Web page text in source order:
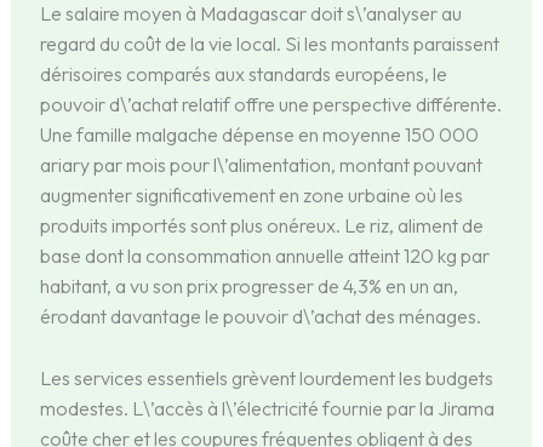
Le salaire moyen à Madagascar doit s\’analyser au
regard du coût de la vie local. Si les montants paraissent
dérisoires comparés aux standards européens, le
pouvoir d\’achat relatif offre une perspective différente.
Une famille malgache dépense en moyenne 150 000
ariary par mois pour l\’alimentation, montant pouvant
augmenter significativement en zone urbaine où les
produits importés sont plus onéreux. Le riz, aliment de
base dont la consommation annuelle atteint 120 kg par
habitant, a vu son prix progresser de 4,3% en un an,
érodant davantage le pouvoir d\’achat des ménages.
Les services essentiels grèvent lourdement les budgets
modestes. L\’accès à l\’électricité fournie par la Jirama
coûte cher et les coupures fréquentes obligent à des